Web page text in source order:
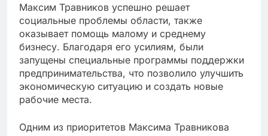
Максим Травников успешно решает
социальные проблемы области, также
оказывает помощь малому и среднему
бизнесу. Благодаря его усилиям, были
запущены специальные программы поддержки
предпринимательства, что позволило улучшить
экономическую ситуацию и создать новые
рабочие места.
Одним из приоритетов Максима Травникова